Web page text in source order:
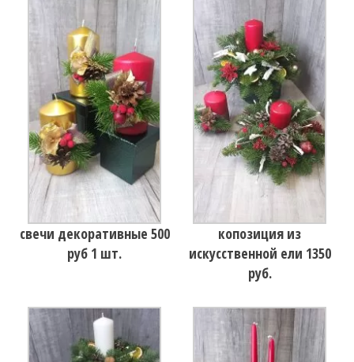
свечи декоративные 500
руб 1 шт.
копозиция из
искусственной ели 1350
руб.